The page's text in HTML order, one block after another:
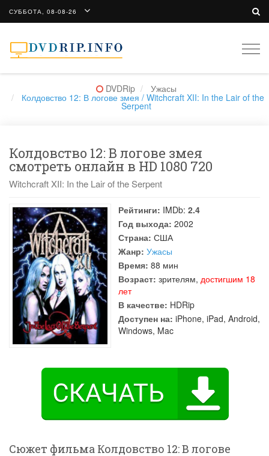
СУББОТА, 08-08-26
DVDRip Ужасы
Колдовство 12: В логове змея / Witchcraft XII: In the Lair of the
Serpent
Колдовство 12: В логове змея
смотреть онлайн в HD 1080 720
Witchcraft XII: In the Lair of the Serpent
Рейтинги: IMDb: 2.4
Год выхода: 2002
Страна: США
Жанр: Ужасы
Время: 88 мин
Возраст: зрителям, достигшим 18
лет
В качестве: HDRip
Доступен на: iPhone, iPad, Android,
Windows, Mac
Сюжет фильма Колдовство 12: В логове